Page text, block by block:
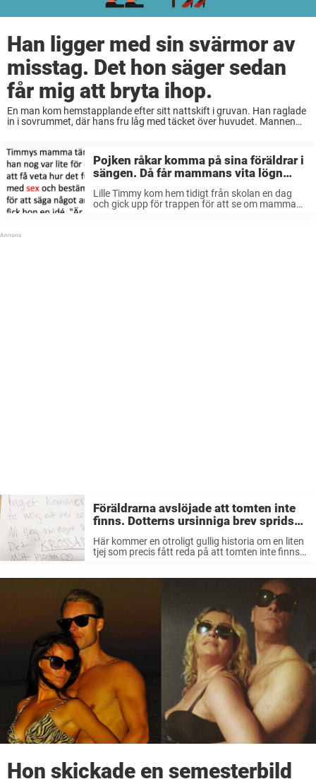
Han ligger med sin svärmor av
misstag. Det hon säger sedan
får mig att bryta ihop.
En man kom hemstapplande efter sitt nattskift i gruvan. Han raglade
in i sovrummet, där hans fru låg med täcket över huvudet. Mannen
Pojken råkar komma på sina föräldrar i
sängen. Då får mammans vita lögn
oväntade konsekvenser.
Lille Timmy kom hem tidigt från skolan en dag
och gick upp för trappen för att se om mamma
Föräldrarna avslöjade att tomten inte
finns. Dotterns ursinniga brev sprids
Här kommer en otroligt gullig historia om en liten
tjej som precis fått reda på att tomten inte finns.
Hon skickade en semesterbild